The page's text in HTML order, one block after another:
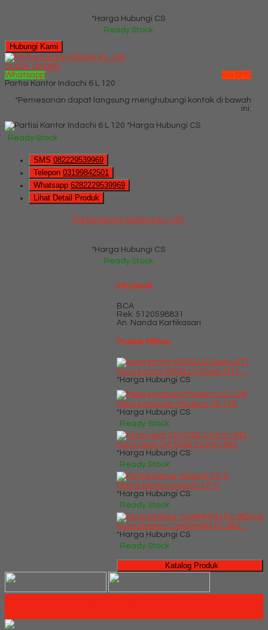
*Harga Hubungi CS
Ready Stock
Hubungi Kami
QUICK ORDER
Whatsapp
via SMS
Partisi Kantor Indachi 6 L 120
*Pemesanan dapat langsung menghubungi kontak di bawah
ini:
*Harga Hubungi CS
Ready Stock
SMS 082229539969
Telepon 03199842501
Whatsapp 6282229539969
Lihat Detail Produk
Partisi Kantor Indachi 6 L 120
*Harga Hubungi CS
Ready Stock
Info Bank
BCA
Rek. 5120598831
An. Nanda Kartikasari
Produk Pilihan
Kursi kantor SAVELLO Duplo GT1....
*Harga Hubungi CS
Meja komputer Modera CD 128
*Harga Hubungi CS
Ready Stock
Kursi Lipat CHITOSE Cosmo 942
*Harga Hubungi CS
Ready Stock
Partisi Kantor Indachi 3 P C
*Harga Hubungi CS
Ready Stock
Kursi Direktur CHAIRMAN PC 983....
*Harga Hubungi CS
Ready Stock
Katalog Produk